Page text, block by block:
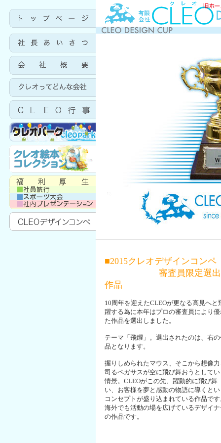
■2015クレオデザインコンペ
審査員限定選出
作品
10周年を迎えたCLEOが更なる高見へと
躍する為に本年はプロの審査員により優
た作品を選出しました。
テーマ「飛躍」。選出されたのは、右の
品となります。
握りしめられたマウス、そこから想像力
司るペガサスが空に飛び舞おうとしてい
情景。CLEOがこの先、躍動的に飛び舞
い、お客様を夢と感動の物語に導くとい
コンセプトが盛り込まれている作品です
海外でも活動の場を広げているデザイナ
の作品です。